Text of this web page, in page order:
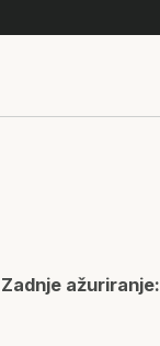
Zadnje ažuriranje: